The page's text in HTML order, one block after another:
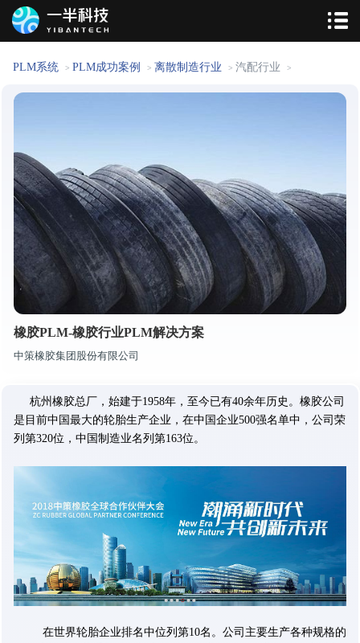
PLM系统 > PLM成功案例 > 离散制造行业 > 汽配行业 >
橡胶PLM-橡胶行业PLM解决方案
中策橡胶集团股份有限公司
杭州橡胶总厂，始建于1958年，至今已有40余年历史。橡胶公司
是目前中国最大的轮胎生产企业，在中国企业500强名单中，公司荣
列第320位，中国制造业名列第163位。
在世界轮胎企业排名中位列第10名。公司主要生产各种规格的